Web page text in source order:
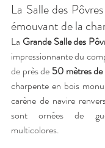
La Salle des
émouvant de la
La Grande Salle des
impressionnante du
de près de 50 mètres
charpente en bois
carène de navire
sont ornées de
multicolores.